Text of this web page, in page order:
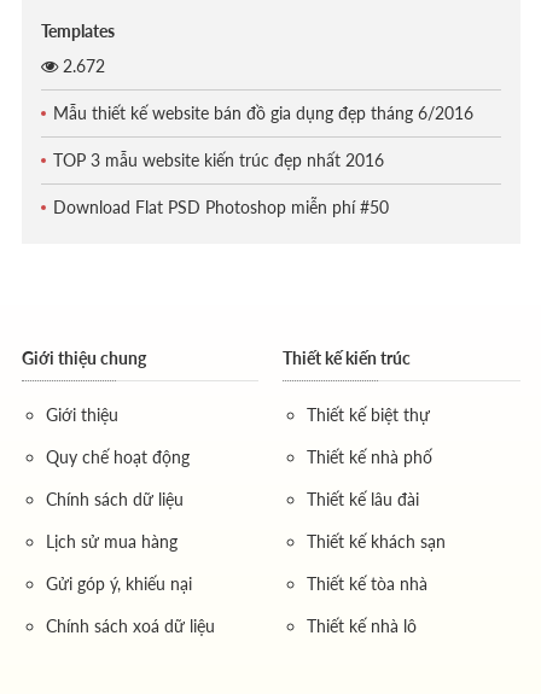
Templates
2.672
Mẫu thiết kế website bán đồ gia dụng đẹp tháng 6/2016
TOP 3 mẫu website kiến trúc đẹp nhất 2016
Download Flat PSD Photoshop miễn phí #50
Giới thiệu chung
Giới thiệu
Quy chế hoạt động
Chính sách dữ liệu
Lịch sử mua hàng
Gửi góp ý, khiếu nại
Chính sách xoá dữ liệu
Thiết kế kiến trúc
Thiết kế biệt thự
Thiết kế nhà phố
Thiết kế lâu đài
Thiết kế khách sạn
Thiết kế tòa nhà
Thiết kế nhà lô